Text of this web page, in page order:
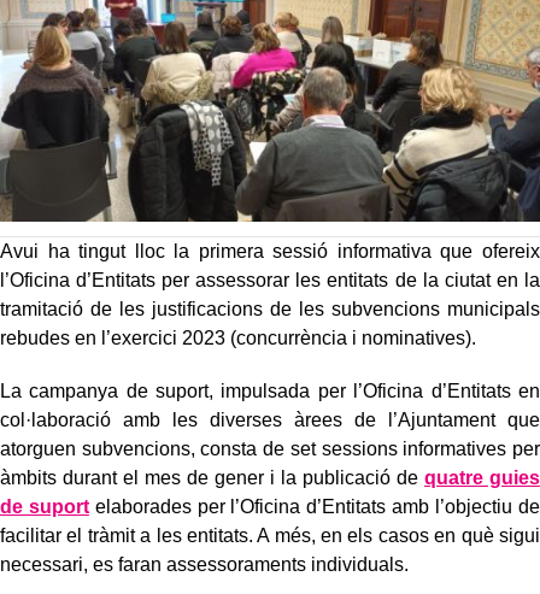
Avui ha tingut lloc la primera sessió informativa que ofereix
l’Oficina d’Entitats per assessorar les entitats de la ciutat en la
tramitació de les justificacions de les subvencions municipals
rebudes en l’exercici 2023 (concurrència i nominatives).
La campanya de suport, impulsada per l’Oficina d’Entitats en
col·laboració amb les diverses àrees de l’Ajuntament que
atorguen subvencions, consta de set sessions informatives per
àmbits durant el mes de gener i la publicació de quatre guies
de suportelaborades per l’Oficina d’Entitats amb l’objectiu de
facilitar el tràmit a les entitats. A més, en els casos en què sigui
necessari, es faran assessoraments individuals.